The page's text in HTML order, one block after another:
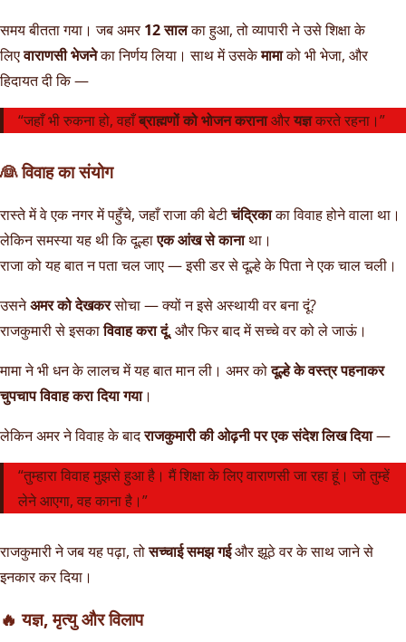
समय बीतता गया। जब अमर12 सालका हुआ, तो व्यापारी ने उसे शिक्षा के
लिएवाराणसी भेजनेका निर्णय लिया। साथ में उसकेमामाको भी भेजा, और
हिदायत दी कि —
“जहाँ भी रुकना हो, वहाँब्राह्मणों को भोजन करानाऔरयज्ञकरते रहना।”
👰 विवाह का संयोग
रास्ते में वे एक नगर में पहुँचे, जहाँ राजा की बेटीचंद्रिकाका विवाह होने वाला था।
लेकिन समस्या यह थी कि दूल्हाएक आंख से कानाथा।
राजा को यह बात न पता चल जाए — इसी डर से दूल्हे के पिता ने एक चाल चली।
उसनेअमर को देखकरसोचा — क्यों न इसे अस्थायी वर बना दूं?
राजकुमारी से इसकाविवाह करा दूं, और फिर बाद में सच्चे वर को ले जाऊं।
मामा ने भी धन के लालच में यह बात मान ली। अमर कोदूल्हे के वस्त्र पहनाकर
चुपचाप विवाह करा दिया गया।
लेकिन अमर ने विवाह के बादराजकुमारी की ओढ़नी पर एक संदेश लिख दिया—
“तुम्हारा विवाह मुझसे हुआ है। मैं शिक्षा के लिए वाराणसी जा रहा हूं। जो तुम्हें
लेने आएगा, वह काना है।”
राजकुमारी ने जब यह पढ़ा, तोसच्चाई समझ गईऔर झूठे वर के साथ जाने से
इनकार कर दिया।
🔥 यज्ञ, मृत्यु और विलाप